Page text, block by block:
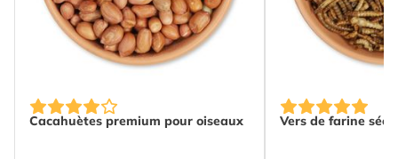
Cacahuètes premium pour oiseaux
The price depends on the options chosen on the
Vers de farine
The price